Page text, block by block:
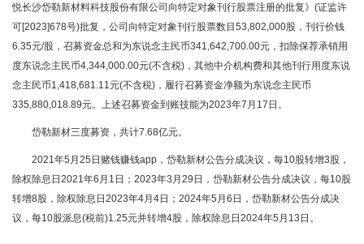
悦长沙岱勒新材料科技股份有限公司向特定对象刊行股票注册的批复》(证监许
可[2023]678号)批复，公司向特定对象刊行股票数目53,802,000股，刊行价钱
6.35元/股，召募资金总和为东说念主民币341,642,700.00元，扣除保荐承销用
度东说念主民币4,344,000.00元(不含税)，其他中介机构费和其他刊行用度东说
念主民币1,418,681.11元(不含税)，履行召募资金净额为东说念主民币
335,880,018.89元。上述召募资金到账技能为2023年7月17日。
岱勒新材三度募资，共计7.68亿元。
2021年5月25日赌钱赚钱app，岱勒新材公告分成决议，每10股转增3股，
除权除息日2021年6月1日；2023年3月29日，岱勒新材公告分成决议，每10股
转增8股，除权除息日2023年4月4日；2024年5月6日，岱勒新材公告分成决
议，每10股派息(税前)1.25元并转增4股，除权除息日2024年5月13日。